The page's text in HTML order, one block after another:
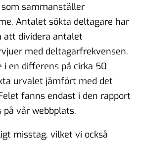
sammanställer
Antalet sökta deltagare har
att dividera antalet
med deltagarfrekvensen.
i en differens på cirka 50
urvalet jämfört med det
fanns endast i den rapport
på vår webbplats.
misstag, vilket vi också